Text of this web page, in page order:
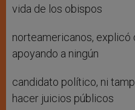
vida de los obispos
norteamericanos, explicó
apoyando a ningún
candidato político, ni
hacer juicios públicos